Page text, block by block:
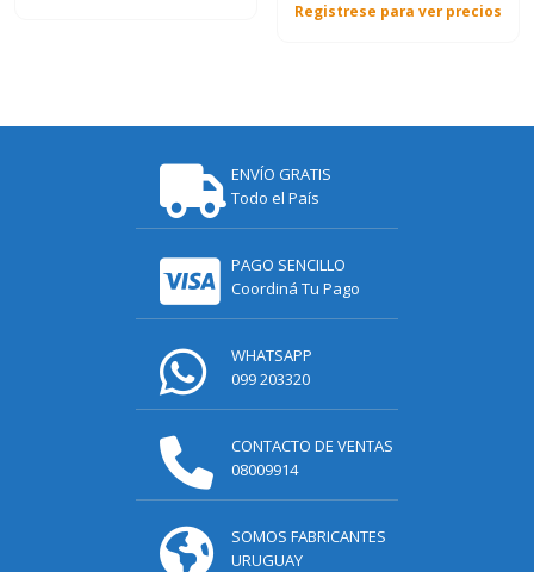
Registrese para ver precios
ENVÍO GRATIS
Todo el País
PAGO SENCILLO
Coordiná Tu Pago
WHATSAPP
099 203320
CONTACTO DE VENTAS
08009914
SOMOS FABRICANTES
URUGUAY